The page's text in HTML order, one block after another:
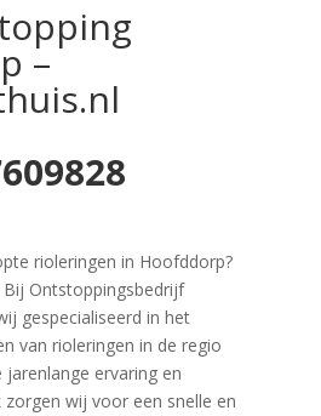
–
rioleringen in Hoofddorp?
Ontstoppingsbedrijf
gespecialiseerd in het
van rioleringen in de regio
ervaring en
wij voor een snelle en